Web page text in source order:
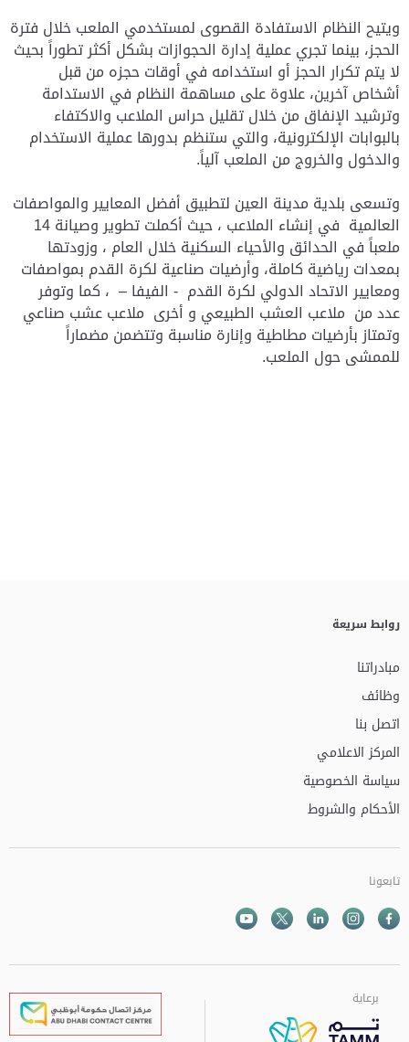
ويتيح النظام الاستفادة القصوى لمستخدمي الملعب خلال فترة
الحجز، بينما تجري عملية إدارة الحجوازات بشكل أكثر تطوراً بحيث
لا يتم تكرار الحجز أو استخدامه في أوقات حجزه من قبل
أشخاص آخرين، علاوة على مساهمة النظام في الاستدامة
وترشيد الإنفاق من خلال تقليل حراس الملاعب والاكتفاء
بالبوابات الإلكترونية، والتي ستنظم بدورها عملية الاستخدام
والدخول والخروج من الملعب آلياً.
وتسعى بلدية مدينة العين لتطبيق أفضل المعايير والمواصفات
العالمية في إنشاء الملاعب ، حيث أكملت تطوير وصيانة 14
ملعباً في الحدائق والأحياء السكنية خلال العام ، وزودتها
بمعدات رياضية كاملة، وأرضيات صناعية لكرة القدم بمواصفات
ومعايير الاتحاد الدولي لكرة القدم - الفيفا – ، كما وتوفر
عدد من ملاعب العشب الطبيعي و أخرى ملاعب عشب صناعي
وتمتاز بأرضيات مطاطية وإنارة مناسبة وتتضمن مضماراً
للممشى حول الملعب.
روابط سريعة
مبادراتنا
وظائف
اتصل بنا
المركز الاعلامي
سياسة الخصوصية
الأحكام والشروط
تابعونا
Facebook
Instagramالذهاب الى تم
Twitter
Youtube
برعاية